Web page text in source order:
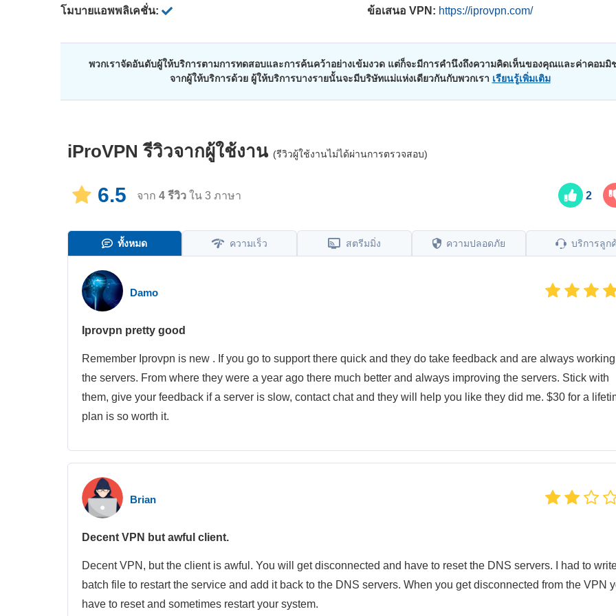
โมบายแอพพลิเคชั่น:
ข้อเสนอ VPN: https://iprovpn.com/
พวกเราจัดอันดับผู้ให้บริการตามการทดสอบและการค้นคว้าอย่างเข้มงวด แต่ก็จะมีการคำนึงถึงความคิดเห็นของคุณและค่าคอม
จากผู้ให้บริการด้วย ผู้ให้บริการบางรายนั้นจะมีบริษัทแม่แห่งเดียวกันกับพวกเรา เรียนรู้เพิ่มเติม
iProVPN รีวิวจากผู้ใช้งาน (รีวิวผู้ใช้งานไม่ได้ผ่านการตรวจสอบ)
6.5 จาก 4 รีวิว ใน 3 ภาษา 2
ทั้งหมด ความเร็ว สตรีมมิ่ง ความปลอดภัย บริการลูก
Damo
Iprovpn pretty good
Remember Iprovpn is new . If you go to support there quick and they do take feedback and are always
the servers. From where they were a year ago there much better and always improving the servers. Stick with
them, give your feedback if a server is slow, contact chat and they will help you like they did me. $30 for a
plan is so worth it.
Brian
Decent VPN but awful client.
Decent VPN, but the client is awful. You will get disconnected and have to reset the DNS servers. I had to
batch file to restart the service and add it back to the DNS servers. When you get disconnected from the VPN
have to reset and sometimes restart your system.